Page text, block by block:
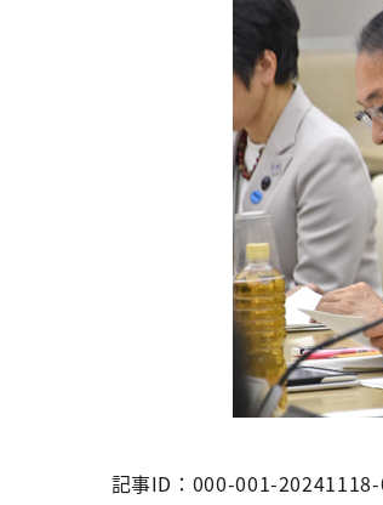
記事ID：000-001-